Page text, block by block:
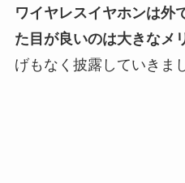
ワイヤレスイヤホンは外
た目が良いのは大きなメ
げもなく披露していきま